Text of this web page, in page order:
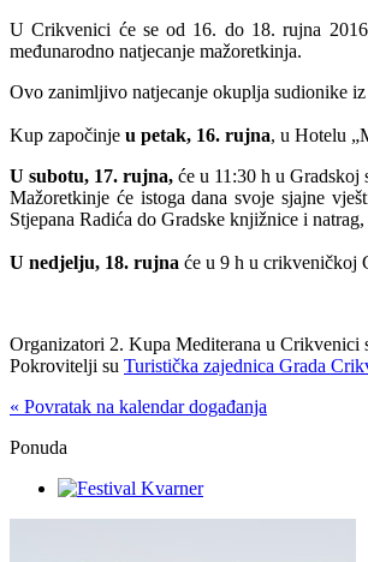
U Crikvenici će se od 16. do 18. rujna
međunarodno natjecanje mažoretkinja.
Ovo zanimljivo natjecanje okuplja sudionike
Kup započinje u petak, 16. rujna, u Hotelu
U subotu, 17. rujna, će u 11:30 h u Gradskoj
Mažoretkinje će istoga dana svoje sjajne
Stjepana Radića do Gradske knjižnice i
U nedjelju, 18. rujna će u 9 h u crikveničkoj
Organizatori 2. Kupa Mediterana u Crikvenici
Pokrovitelji su Turistička zajednica Grada
« Povratak na kalendar događanja
Ponuda